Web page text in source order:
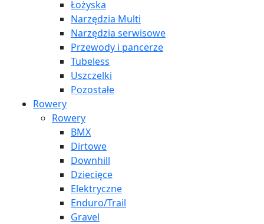
Łożyska
Narzędzia Multi
Narzędzia serwisowe
Przewody i pancerze
Tubeless
Uszczelki
Pozostałe
Rowery
Rowery
BMX
Dirtowe
Downhill
Dziecięce
Elektryczne
Enduro/Trail
Gravel